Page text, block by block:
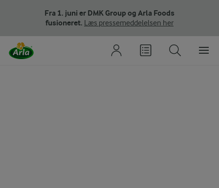
Fra 1. juni er DMK Group og Arla Foods
fusioneret. Læs pressemeddelelsen her